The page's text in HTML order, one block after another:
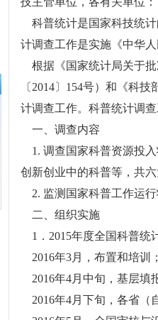
科普统计是国家科技统计
计调查工作是实施《中华
根据《国家统计局关于批
〔2014〕154号）和《科
计调查工作。科普统计调
一、调查内容
1. 调查国家科普资源投
创新创业中的科普等，共
2. 监测国家科普工作运
二、组织实施
1．2015年度全国科普统
2016年3月，布置和培训
2016年4月中旬，基层填
2016年4月下旬，各省（